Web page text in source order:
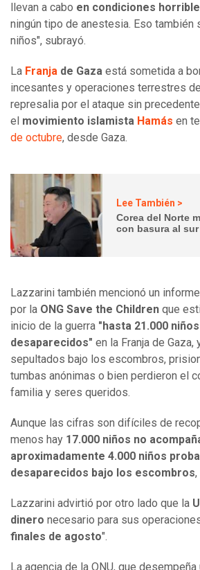
llevan a cabo en condiciones
ningún tipo de anestesia. Eso también
niños", subrayó.
La Franja de Gaza está sometida a
incesantes y operaciones terrestres
represalia por el ataque sin
el movimiento islamista Hamás en
de octubre, desde Gaza.
Lee También >
Corea del Norte
con basura al sur
Lazzarini también mencionó un
por la ONG Save the Children que
inicio de la guerra "hasta 21.000
desaparecidos" en la Franja de
sepultados bajo los escombros,
tumbas anónimas o bien perdieron el
familia y seres queridos.
Aunque las cifras son difíciles de
menos hay 17.000 niños no
aproximadamente 4.000 niños
desaparecidos bajo los escombros,
Lazzarini advirtió por otro lado que la
dinero necesario para sus
finales de agosto".
La agencia de la ONU, que